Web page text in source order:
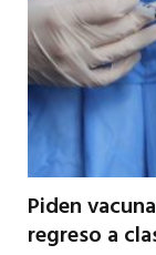
Piden
regreso a